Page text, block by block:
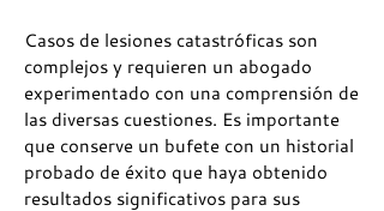
Casos de lesiones catastróficas son
complejos y requieren un abogado
experimentado con una comprensión de
las diversas cuestiones. Es importante
que conserve un bufete con un historial
probado de éxito que haya obtenido
resultados significativos para sus